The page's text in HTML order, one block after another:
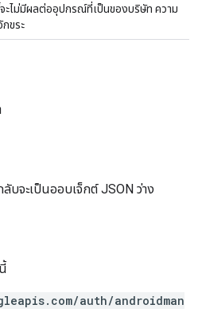
ะไม่มีผลต่ออุปกรณ์ที่เป็นของบริษัท ความ
ขระ
บจะเป็นออบเจ็กต์ JSON ว่าง
auth/androidman